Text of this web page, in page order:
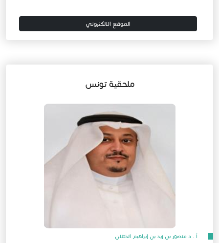
الموقع الالكتروني
ملحقية تونس
أ . د منصور بن زيد بن إبراهيم الخثلان